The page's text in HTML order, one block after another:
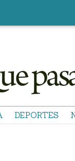
DEPORTES